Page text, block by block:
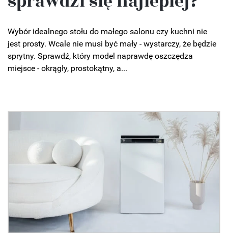
Wybór idealnego stołu do małego salonu czy kuchni nie
jest prosty. Wcale nie musi być mały - wystarczy, że będzie
sprytny. Sprawdź, który model naprawdę oszczędza
miejsce - okrągły, prostokątny, a...